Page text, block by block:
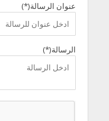
عنوان الرسالة(*)
الرسالة(*)